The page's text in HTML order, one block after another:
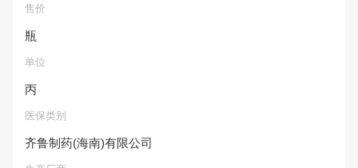
售价
瓶
单位
丙
医保类别
齐鲁制药(海南)有限公司